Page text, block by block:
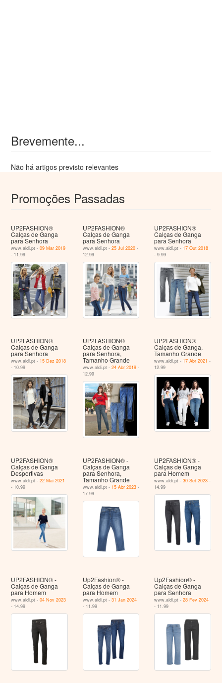
Brevemente...
Não há artigos previsto relevantes
Promoções Passadas
UP2FASHION®
Calças de Ganga
para Senhora
www.aldi.pt -09 Mar 2019
- 11.99
UP2FASHION®
Calças de Ganga
para Senhora
www.aldi.pt - 25 Jul 2020-
12.99
UP2FASHION®
Calças de Ganga
para Senhora
www.aldi.pt - 17 Out 2018
- 9.99
UP2FASHION®
Calças de Ganga
para Senhora
www.aldi.pt - 15 Dez 2018
- 10.99
UP2FASHION®
Calças de Ganga
para Senhora,
Tamanho Grande
www.aldi.pt - 24 Abr 2019-
12.99
UP2FASHION®
Calças de Ganga,
Tamanho Grande
www.aldi.pt - 17 Abr 2021 -
12.99
UP2FASHION®
Calças de Ganga
Desportivas
www.aldi.pt -22 Mai 2021
- 10.99
UP2FASHION® -
Calças de Ganga
para Senhora,
Tamanho Grande
www.aldi.pt - 15 Abr 2023-
17.99
UP2FASHION® -
Calças de Ganga
para Homem
www.aldi.pt -30 Set 2023 -
14.99
UP2FASHION® -
Calças de Ganga
para Homem
www.aldi.pt -04 Nov 2023
- 14.99
Up2Fashion® -
Calças de Ganga
para Homem
www.aldi.pt - 31 Jan 2024
- 11.99
Up2Fashion® -
Calças de Ganga
para Senhora
www.aldi.pt -28 Fev 2024
- 11.99